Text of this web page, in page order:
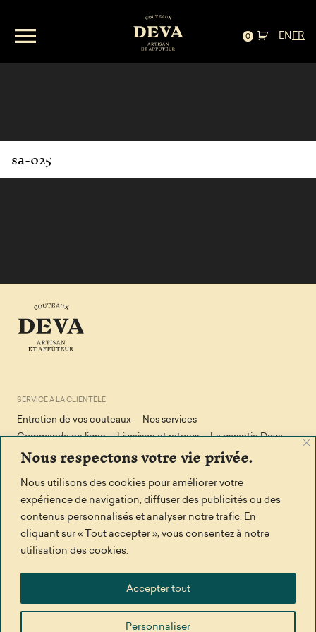
Nous respectons votre vie privée.
Nous utilisons des cookies pour améliorer votre
expérience de navigation, diffuser des publicités ou des
contenus personnalisés et analyser notre trafic. En
cliquant sur « Tout accepter », vous consentez à notre
utilisation des cookies.
Personnaliser
Accepter tout
0 ENFR
sa-025
SERVICE À LA CLIENTÈLE
Entretien de vos couteaux
Nos services
Commande en ligne
Livraison et retours
La garantie Deva
Conditions de vente
Politique de confidendialité
Politique en matière de cookies
RESTONS EN CONTACT
Facebook Écrivez-nous